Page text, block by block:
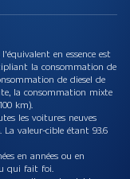
en essence est
la consommation de
de diesel de
la consommation mixte
km).
les voitures neuves
La valeur-cible étant 93.6
en années ou en
qui fait foi.